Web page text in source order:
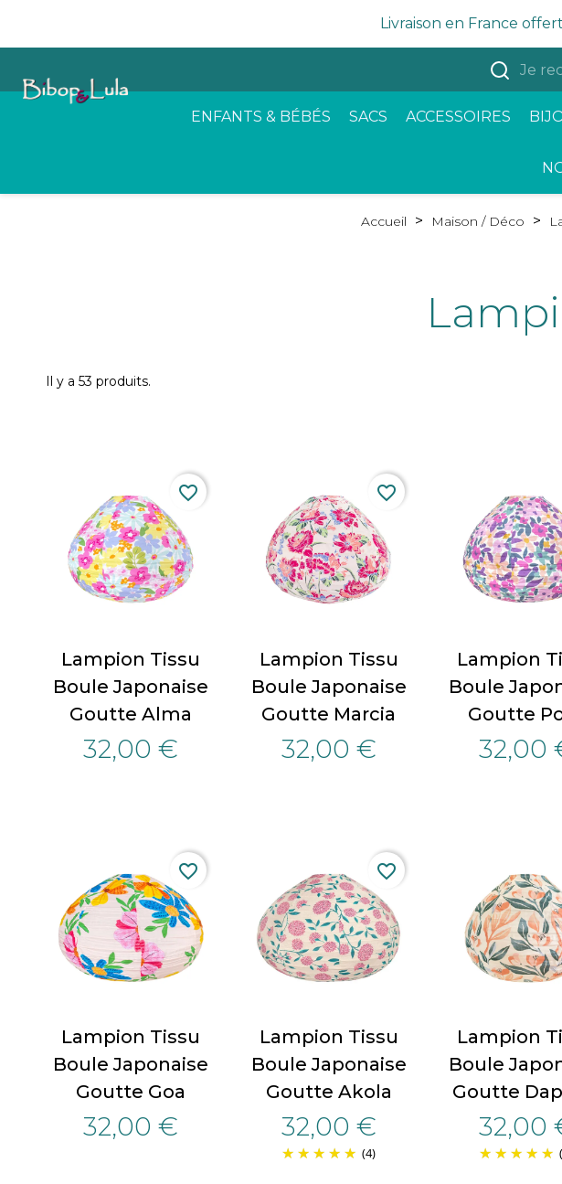
Livraison en France
ENFANTS & BÉBÉS SACS ACCESSOIRES
Accueil Maison / Déco
Il y a 53 produits.
Lampion Tissu
Boule Japonaise
Goutte Alma
32,00 €
favorite_border
Lampion Tissu
Boule Japonaise
Goutte Marcia
32,00 €
favorite_border
Lampion
Boule
Goutte
32,00
Lampion Tissu
Boule Japonaise
Goutte Goa
32,00 €
favorite_border
Lampion Tissu
Boule Japonaise
Goutte Akola
32,00 €
(4)
favorite_border
Lampion
Boule
Goutte
32,00